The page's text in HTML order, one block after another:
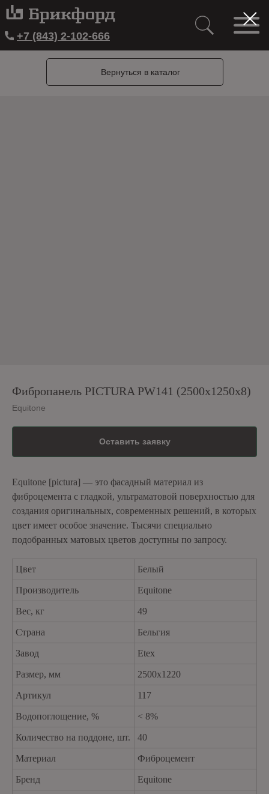
+7 (843) 2-102-666
Вернуться в каталог
Фибропанель PICTURA PW141 (2500x1250x8)
Equitone
Оставить заявку
Equitone [pictura] — это фасадный материал из
фиброцемента с гладкой, ультраматовой поверхностью для
создания оригинальных, современных решений, в которых
цвет имеет особое значение. Тысячи специально
подобранных матовых цветов доступны по запросу.
Цвет Белый
Производитель Equitone
Вес, кг 49
Страна Бельгия
Завод Etex
Размер, мм 2500х1220
Артикул 117
Водопоглощение, % < 8%
Количество на поддоне, шт. 40
Материал Фиброцемент
Бренд Equitone